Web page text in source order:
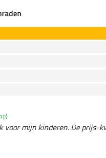
voor mijn kinderen. De prijs-